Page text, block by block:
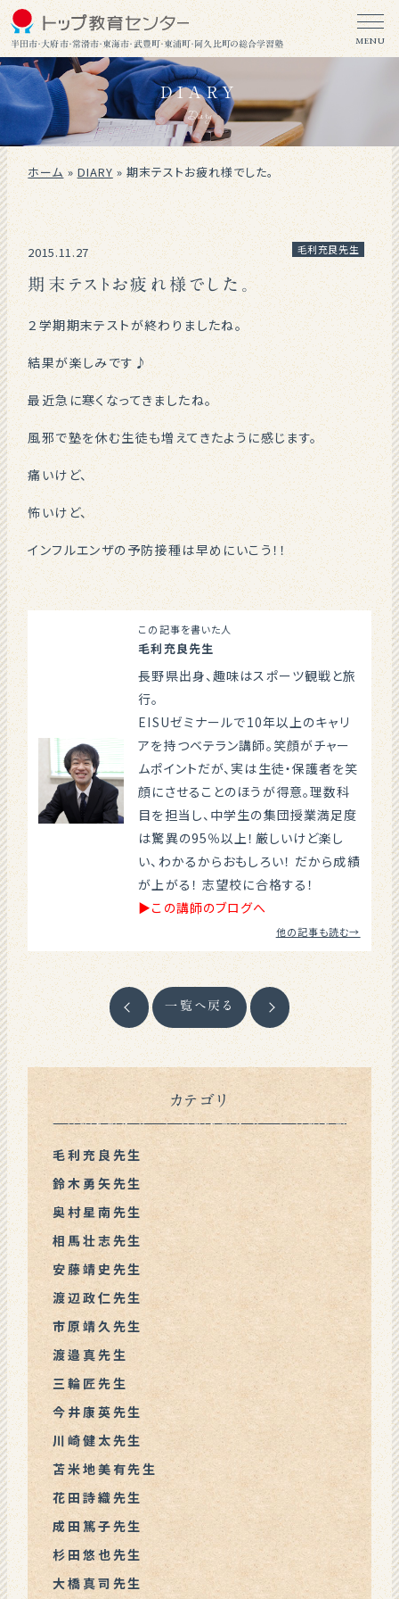
半田市・大府市・常滑市・東海市・武豊町・東浦町・阿久比町の総合学習塾 MENU
DIARY
Diary
ホーム»DIARY»期末テストお疲れ様でした。
2015.11.27 毛利充良先生
期末テストお疲れ様でした。
２学期期末テストが終わりましたね。
結果が楽しみです♪
最近急に寒くなってきましたね。
風邪で塾を休む生徒も増えてきたように感じます。
痛いけど、
怖いけど、
インフルエンザの予防接種は早めにいこう！！
この記事を書いた人
毛利充良先生
長野県出身、趣味はスポーツ観戦と旅
行。
EISUゼミナールで10年以上のキャリ
アを持つベテラン講師。笑顔がチャー
ムポイントだが、実は生徒・保護者を笑
顔にさせることのほうが得意。理数科
目を担当し、中学生の集団授業満足度
は驚異の95％以上！厳しいけど楽し
い、わかるからおもしろい！ だから成績
が上がる！ 志望校に合格する！
▶この講師のブログへ
他の記事も読む→
一覧へ戻る
カテゴリ
毛利充良先生
鈴木勇矢先生
奥村星南先生
相馬壮志先生
安藤靖史先生
渡辺政仁先生
市原靖久先生
渡邉真先生
三輪匠先生
今井康英先生
川崎健太先生
苫米地美有先生
花田詩織先生
成田篤子先生
杉田悠也先生
大橋真司先生